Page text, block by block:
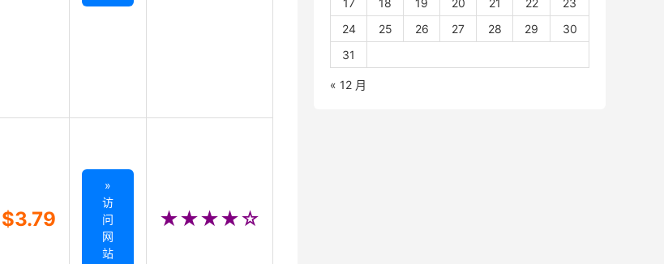
$3.79
»
访
问
网
站
★★★★☆
17
18 19 20 21 22
23
24
25 26 27 28 29
30
31
« 12 月